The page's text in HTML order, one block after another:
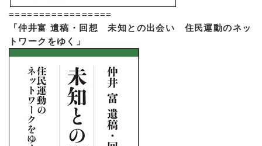
=================
「仲井富 遺稿・回想 未知との出会い 住民運動のネッ
トワークをゆく」